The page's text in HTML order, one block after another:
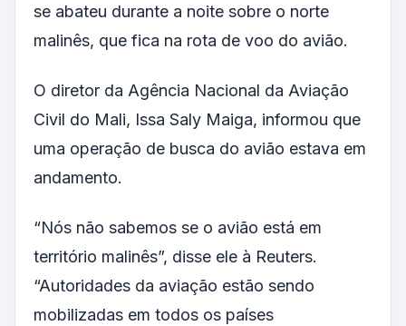
se abateu durante a noite sobre o norte
malinês, que fica na rota de voo do avião.
O diretor da Agência Nacional da Aviação
Civil do Mali, Issa Saly Maiga, informou que
uma operação de busca do avião estava em
andamento.
“Nós não sabemos se o avião está em
território malinês”, disse ele à Reuters.
“Autoridades da aviação estão sendo
mobilizadas em todos os países